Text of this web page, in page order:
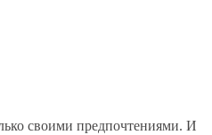
своими предпочтениями. И